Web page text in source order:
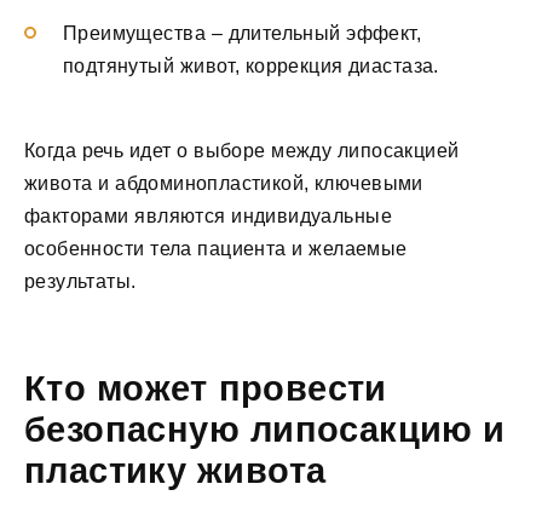
Преимущества – длительный эффект,
подтянутый живот, коррекция диастаза.
Когда речь идет о выборе между липосакцией
живота и абдоминопластикой, ключевыми
факторами являются индивидуальные
особенности тела пациента и желаемые
результаты.
Кто может провести
безопасную липосакцию и
пластику живота